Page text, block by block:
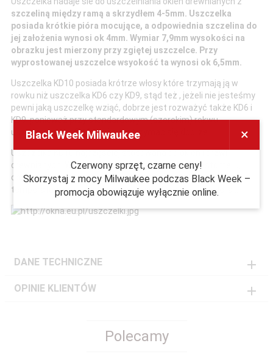
szczeliną między ramą a skrzydłem 4-5mm. Uszczelka
posiada krótkie pióra mocujące, a odpowiednia szczelina do
jej założenia wynosi ok 4mm. Wymiar 7,9mm wysokości na
obrazku jest mierzony przy zgiętej uszczelce. Przy
wyprostowanej uszczelce wsyokość ta wynosi ok 6,5mm.
Uszczelka KD10 posiada krótrze włosy które trzymają ją w
rowku niż uszczelka KD6 czy KD9, stąd też , jeżeli nie jesteśmy
pewni jaką uszczelkę wziąć, dobrze jest rozważyć także KD6 i
KD9, ponieważ przy standardowym (szerokim) rokwu
uszczelkowym KD10 może nie trzymać się dobrze.
Uszczelka KD10 najczęściej stosowana do okien i drzwi
drewnianych. Wykonana z termoplastycznego elastomeru,
doskonale uszczelnia, nie wulkanizuje pod wpływem
temperatury oraz zapewnia wytrzymałość przez wiele lat.
DANE TECHNICZNE
OPINIE KLIENTÓW
Polecamy
×
Black Week Milwaukee
Czerwony sprzęt, czarne ceny!
Skorzystaj z mocy Milwaukee podczas Black Week –
promocja obowiązuje wyłącznie online.